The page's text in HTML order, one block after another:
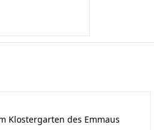
Klostergarten des Emmaus